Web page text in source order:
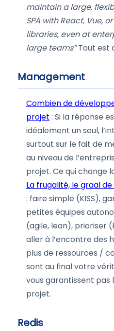
maintain a large,
SPA with React, Vue,
libraries, even at
large teams”Tout est
Management
Combien de
projet : Si la réponse
idéalement un seul,
surtout sur le fait de
au niveau de
projet. Ce qui change
La frugalité, le graal
: faire simple (KISS),
petites équipes
(agile, lean), prioriser
aller à l’encontre des
plus de ressources /
sont au final votre
vous garantissent pas
projet.
Redis